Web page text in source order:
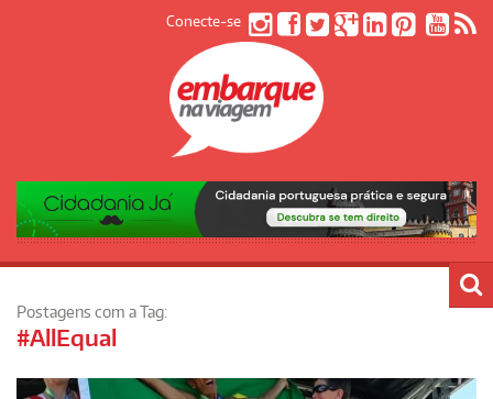
Conecte-se
Postagens com a Tag:
#AllEqual